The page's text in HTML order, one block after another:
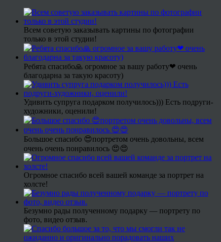
Всем советую заказывать картины по фотографии
только в этой студии!
Ребята спасибо🙏 огромное за вашу работу❤ очень
благодарна за такую красоту)
Удивить супруга подарком получилось))) Есть подруги-
художники, оценили!
Большое спасибо 😍портретом очень довольны, всем
очень очень понравилось 😍😍
Огромное спасибо всей вашей команде за портрет на
холсте!
Безумно рады полученному подарку — портрету по
фото, видео отзыв.